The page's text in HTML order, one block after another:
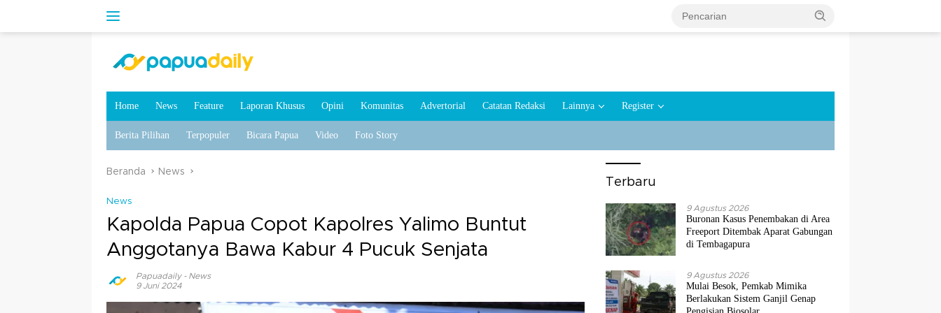
Home News Feature Laporan Khusus Opini Komunitas Advertorial Catatan Redaksi Lainnya Register
Berita Pilihan Terpopuler Bicara Papua Video Foto Story
Beranda News
News
Kapolda Papua Copot Kapolres Yalimo Buntut
Anggotanya Bawa Kabur 4 Pucuk Senjata
Papuadaily- News
9 Juni 2024
Terbaru
9 Agustus 2026
Buronan Kasus Penembakan di Area
Freeport Ditembak Aparat Gabungan
di Tembagapura
9 Agustus 2026
Mulai Besok, Pemkab Mimika
Berlakukan Sistem Ganjil Genap